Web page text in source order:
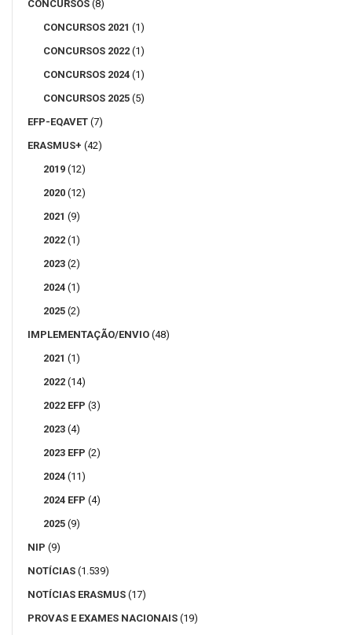
CONCURSOS (8)
CONCURSOS 2021 (1)
CONCURSOS 2022 (1)
CONCURSOS 2024 (1)
CONCURSOS 2025 (5)
EFP-EQAVET (7)
ERASMUS+ (42)
2019 (12)
2020 (12)
2021 (9)
2022 (1)
2023 (2)
2024 (1)
2025 (2)
IMPLEMENTAÇÃO/ENVIO (48)
2021 (1)
2022 (14)
2022 EFP (3)
2023 (4)
2023 EFP (2)
2024 (11)
2024 EFP (4)
2025 (9)
NIP (9)
NOTÍCIAS (1.539)
NOTÍCIAS ERASMUS (17)
PROVAS E EXAMES NACIONAIS (19)